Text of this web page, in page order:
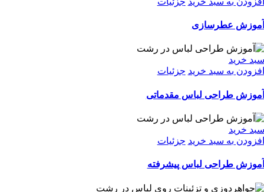
آموزش عطرسازی
سبد خرید
افزودن به سبد خرید جزئیات
آموزش طراحی لباس مقدماتی
سبد خرید
افزودن به سبد خرید جزئیات
آموزش طراحی لباس پیشرفته